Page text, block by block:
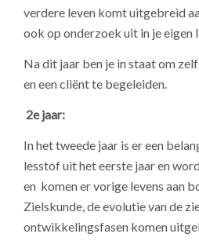
verdere leven komt uitgebreid
ook op onderzoek uit in je eigen
Na dit jaar ben je in staat om
en een cliënt te begeleiden.
2e jaar:
In het tweede jaar is er een
lesstof uit het eerste jaar en
en komen er vorige levens aan
Zielskunde, de evolutie van de
ontwikkelingsfasen komen